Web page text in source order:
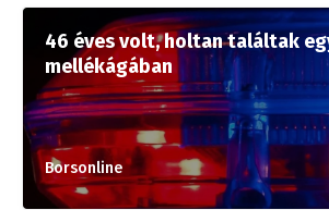
46 éves volt, holtan találtak
mellékágában
Borsonline